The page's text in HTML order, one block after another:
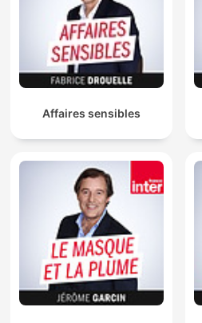
Affaires sensibles